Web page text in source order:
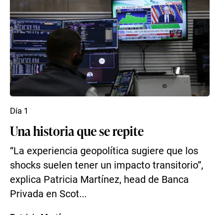
Una historia que se repite
“La experiencia geopolítica sugiere que los
shocks suelen tener un impacto transitorio”,
explica Patricia Martínez, head de Banca
Privada en Scot...
Día 1